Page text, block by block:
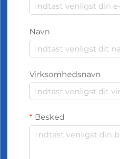
Navn
Virksomhedsnavn
Besked